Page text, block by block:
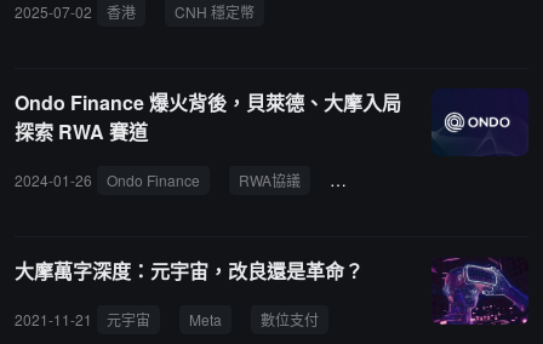
幣資金池達一萬億元的支持下，CNH 穩定幣可驗證跨境結算的實際
幣體系，而只是法定貨幣的延伸。
2025-07-02 香港 CNH 穩定幣
Ondo Finance 爆火背後，貝萊德、大摩入局
探索 RWA 賽道
2024-01-26 Ondo Finance RWA協議 ONDO代幣
大摩萬字深度：元宇宙，改良還是革命？
2021-11-21 元宇宙 Meta 數位支付